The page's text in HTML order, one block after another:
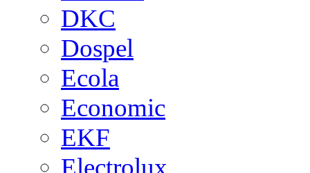
DKC
Dospel
Ecola
Economic
EKF
Electrolux